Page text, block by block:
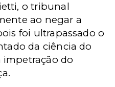
o tribunal
ao negar a
foi ultrapassado o
da ciência do
do